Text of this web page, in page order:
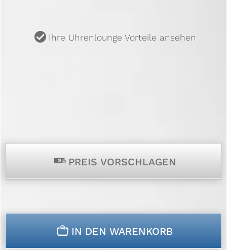
u Ihre Uhrenlounge Vorteile ansehen
p PREIS VORSCHLAGEN
n IN DEN WARENKORB